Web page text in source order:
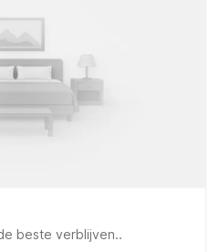
beste verblijven..